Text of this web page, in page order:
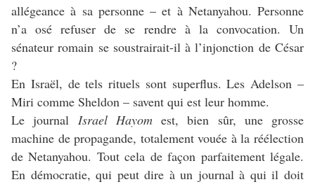
allégeance à sa personne – et à Netanyahou. Personne
n’a osé refuser de se rendre à la convocation. Un
sénateur romain se soustrairait-il à l’injonction de César
?
En Israël, de tels rituels sont superflus. Les Adelson –
Miri comme Sheldon – savent qui est leur homme.
Le journal Israel Hayomest, bien sûr, une grosse
machine de propagande, totalement vouée à la réélection
de Netanyahou. Tout cela de façon parfaitement légale.
En démocratie, qui peut dire à un journal à qui il doit